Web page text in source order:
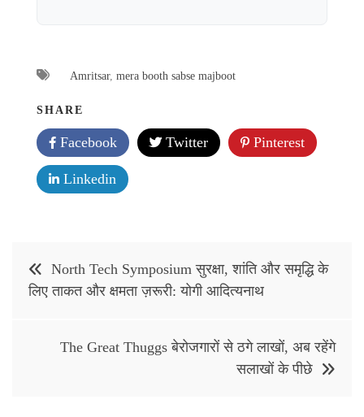
Amritsar, mera booth sabse majboot
SHARE
Facebook Twitter Pinterest
Linkedin
Post
navigation
North Tech Symposium सुरक्षा, शांति और समृद्धि के
लिए ताकत और क्षमता ज़रूरी: योगी आदित्यनाथ
The Great Thuggs बेरोजगारों से ठगे लाखों, अब रहेंगे
सलाखों के पीछे